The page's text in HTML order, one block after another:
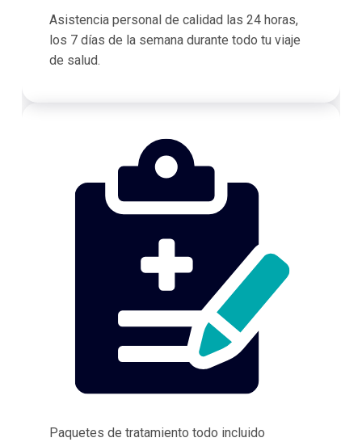
Asistencia personal de calidad las 24 horas,
los 7 días de la semana durante todo tu viaje
de salud.
Paquetes de tratamiento todo incluido